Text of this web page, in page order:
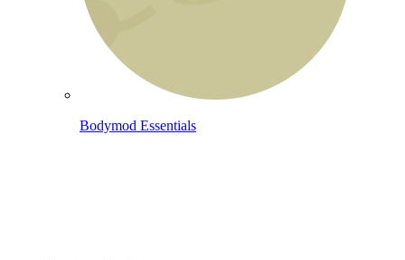
Bodymod Essentials